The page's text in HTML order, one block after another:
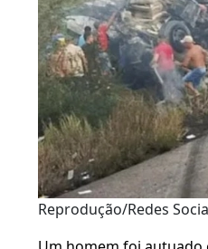
Reprodução/Redes